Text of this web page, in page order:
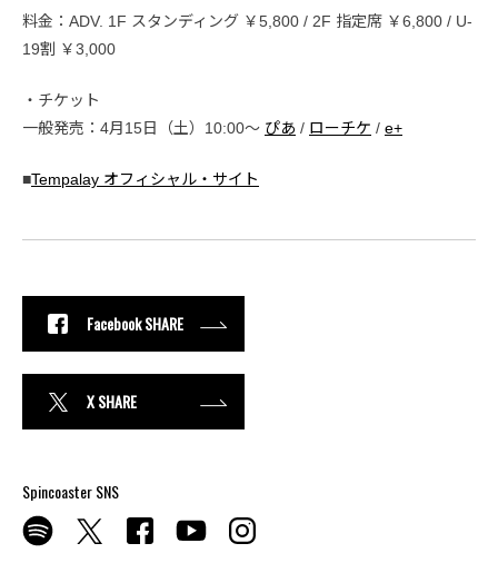
料金：ADV. 1F スタンディング ￥5,800 / 2F 指定席 ￥6,800 / U-
19割 ￥3,000
・チケット
一般発売：4月15日（土）10:00〜 ぴあ / ローチケ / e+
■Tempalay オフィシャル・サイト
Facebook SHARE
X SHARE
Spincoaster SNS